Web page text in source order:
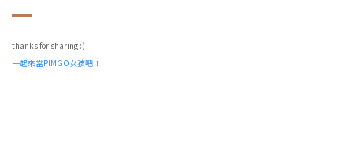
thanks for sharing :)
一起來當PIMGO女孩吧！